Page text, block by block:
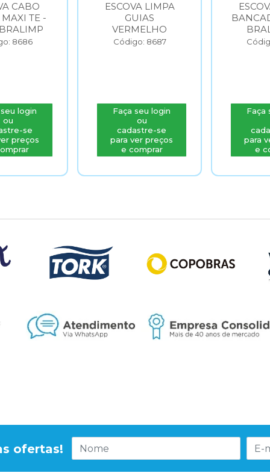
CABO
TE -
8686
login
ou
se
preços
ESCOVA LIMPA
GUIAS
VERMELHO
Código: 8687
Faça seu login
ou
cadastre-se
para ver preços
e comprar
Faça
para
e
ofertas!